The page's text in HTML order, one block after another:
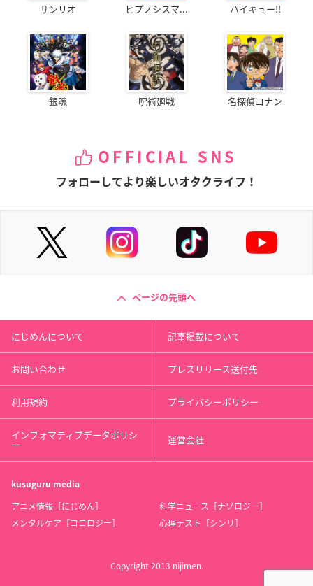
サンリオ ヒプノシスマ... ハイキュー!!
銀魂 呪術廻戦 名探偵コナン
OFFICIAL SNS
フォローしてより楽しいオタクライフ！
ページの先頭へ
にじめんについて 記事掲載について
お問い合わせ プレスリリース送付先
利用規約 プライバシーポリシー
インフォマティブデータポリシ
ー 運営会社
kusuguru media
アニメ情報［にじめん］
科学ニュース［ナゾロジー］
メンタルケア［ココロジー］
心理テスト［シンリ］
Copyright 2013 nijimen.